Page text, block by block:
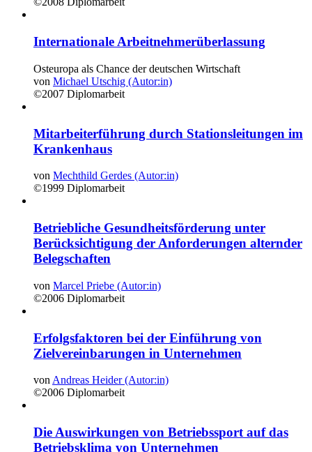
Internationale Arbeitnehmerüberlassung
Osteuropa als Chance der deutschen Wirtschaft
von Michael Utschig (Autor:in)
©2007 Diplomarbeit
Mitarbeiterführung durch Stationsleitungen im
Krankenhaus
von Mechthild Gerdes (Autor:in)
©1999 Diplomarbeit
Betriebliche Gesundheitsförderung unter
Berücksichtigung der Anforderungen alternder
Belegschaften
von Marcel Priebe (Autor:in)
©2006 Diplomarbeit
Erfolgsfaktoren bei der Einführung von
Zielvereinbarungen in Unternehmen
von Andreas Heider (Autor:in)
©2006 Diplomarbeit
Die Auswirkungen von Betriebssport auf das
Betriebsklima von Unternehmen